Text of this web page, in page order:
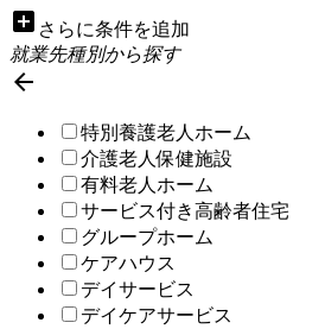
add_box さらに条件を追加
就業先種別から探す

特別養護老人ホーム
介護老人保健施設
有料老人ホーム
サービス付き高齢者住宅
グループホーム
ケアハウス
デイサービス
デイケアサービス